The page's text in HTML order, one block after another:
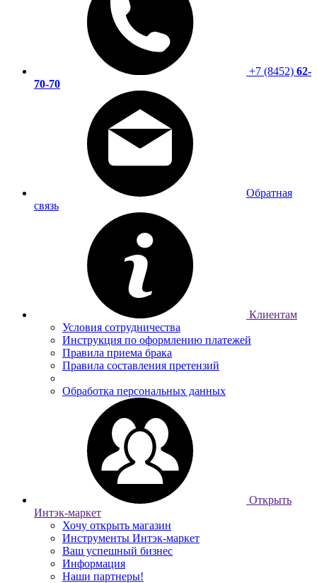
+7 (8452) 62-
70-70
Обратная
связь
Клиентам
Условия сотрудничества
Инструкция по оформлению платежей
Правила приема брака
Правила составления претензий
Обработка персональных данных
Открыть
Интэк-маркет
Хочу открыть магазин
Инструменты Интэк-маркет
Ваш успешный бизнес
Информация
Наши партнеры!